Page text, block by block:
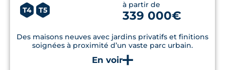
T4 T5
à partir de
339 000€
Des maisons neuves avec jardins privatifs et finitions
soignées à proximité d’un vaste parc urbain.